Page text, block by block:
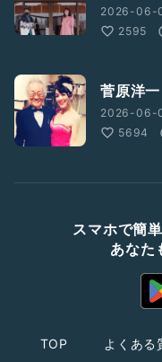
2026-06-
2595
菅原洋
2026-06-
5694
スマホで簡
あなた
TOP よくある